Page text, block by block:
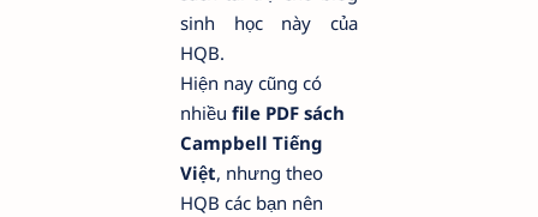
sinh học này của
HQB.
Hiện nay cũng có
nhiều file PDF sách
Campbell Tiếng
Việt, nhưng theo
HQB các bạn nên